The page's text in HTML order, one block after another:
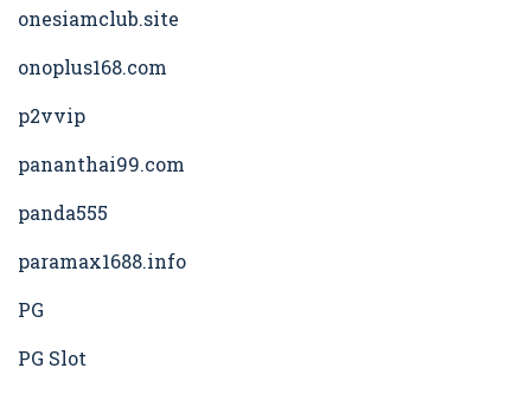
onesiamclub.site
onoplus168.com
p2vvip
pananthai99.com
panda555
paramax1688.info
PG
PG Slot